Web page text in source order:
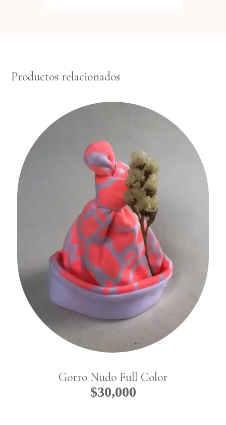
Productos relacionados
Gorro Nudo Full Color
$30,000